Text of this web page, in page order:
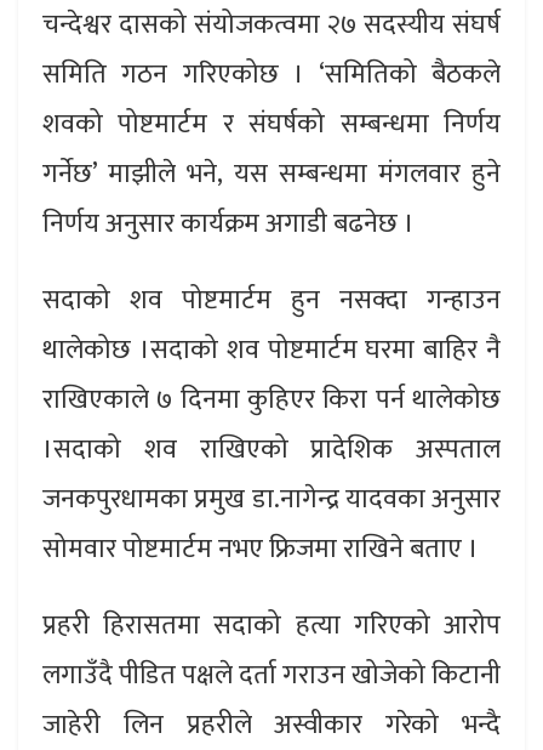
चन्देश्वर दासको संयोजकत्वमा २७ सदस्यीय संघर्ष
समिति गठन गरिएकोछ । ‘समितिको बैठकले
शवको पोष्टमार्टम र संघर्षको सम्बन्धमा निर्णय
गर्नेछ’ माझीले भने, यस सम्बन्धमा मंगलवार हुने
निर्णय अनुसार कार्यक्रम अगाडी बढनेछ ।
सदाको शव पोष्टमार्टम हुन नसक्दा गन्हाउन
थालेकोछ ।सदाको शव पोष्टमार्टम घरमा बाहिर नै
राखिएकाले ७ दिनमा कुहिएर किरा पर्न थालेकोछ
।सदाको शव राखिएको प्रादेशिक अस्पताल
जनकपुरधामका प्रमुख डा.नागेन्द्र यादवका अनुसार
सोमवार पोष्टमार्टम नभए फ्रिजमा राखिने बताए ।
प्रहरी हिरासतमा सदाको हत्या गरिएको आरोप
लगाउँदै पीडित पक्षले दर्ता गराउन खोजेको किटानी
जाहेरी लिन प्रहरीले अस्वीकार गरेको भन्दै